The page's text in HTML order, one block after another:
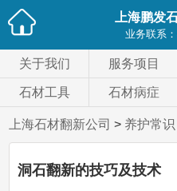
上海鹏发
业务联系：
关于我们 服务项目
石材工具 石材病症
上海石材翻新公司 > 养护常识
洞石翻新的技巧及技术